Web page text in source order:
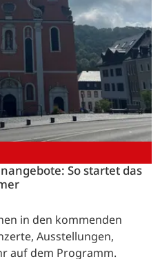
So startet das
in den kommenden
Ausstellungen,
auf dem Programm.